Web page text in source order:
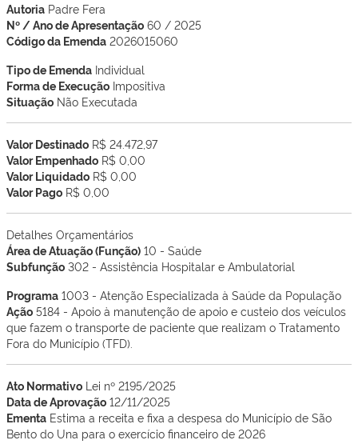
Autoria Padre Fera
Nº / Ano de Apresentação 60 / 2025
Código da Emenda 2026015060
Tipo de Emenda Individual
Forma de Execução Impositiva
Situação Não Executada
Valor Destinado R$ 24.472,97
Valor Empenhado R$ 0,00
Valor Liquidado R$ 0,00
Valor Pago R$ 0,00
Detalhes Orçamentários
Área de Atuação (Função) 10 - Saúde
Subfunção 302 - Assistência Hospitalar e Ambulatorial
Programa 1003 - Atenção Especializada à Saúde da População
Ação 5184 - Apoio à manutenção de apoio e custeio dos veículos
que fazem o transporte de paciente que realizam o Tratamento
Fora do Município (TFD).
Ato Normativo Lei nº 2195/2025
Data de Aprovação 12/11/2025
Ementa Estima a receita e fixa a despesa do Município de São
Bento do Una para o exercício financeiro de 2026